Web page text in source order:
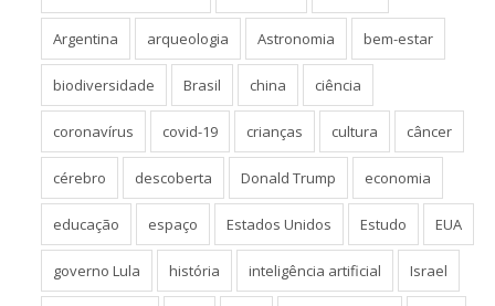
Argentina arqueologia Astronomia bem-estar
biodiversidade Brasil china ciência
coronavírus covid-19 crianças cultura câncer
cérebro descoberta Donald Trump economia
educação espaço Estados Unidos Estudo EUA
governo Lula história inteligência artificial Israel